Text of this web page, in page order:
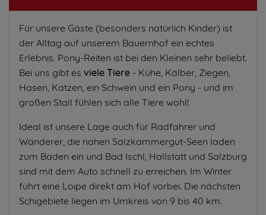
Für unsere Gäste (besonders natürlich Kinder) ist
der Alltag auf unserem Bauernhof ein echtes
Erlebnis. Pony-Reiten ist bei den Kleinen sehr beliebt.
Bei uns gibt es viele Tiere - Kühe, Kälber, Ziegen,
Hasen, Katzen, ein Schwein und ein Pony - und im
großen Stall fühlen sich alle Tiere wohl!
Ideal ist unsere Lage auch für Radfahrer und
Wanderer, die nahen Salzkammergut-Seen laden
zum Baden ein und Bad Ischl, Hallstatt und Salzburg
sind mit dem Auto schnell zu erreichen. Im Winter
führt eine Loipe direkt am Hof vorbei. Die nächsten
Schigebiete liegen im Umkreis von 9 bis 40 km.